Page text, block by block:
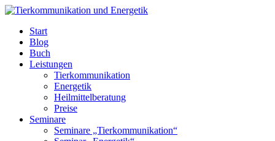
Start
Blog
Buch
Leistungen
Tierkommunikation
Energetik
Heilmittelberatung
Preise
Seminare
Seminare „Tierkommunikation“